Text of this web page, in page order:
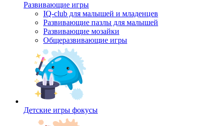
Развивающие игры
IQ-club для малышей и младенцев
Развивающие пазлы для малышей
Развивающие мозайки
Общеразвивающие игры
Детские игры фокусы